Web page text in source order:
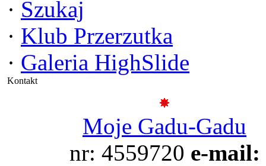
· Szukaj
· Klub Przerzutka
· Galeria HighSlide
Kontakt
Moje Gadu-Gadu
nr: 4559720 e-mail: